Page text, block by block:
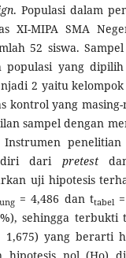
. Populasi dalam
XI-MIPA SMA
52 siswa.
yang
2 yaitu
kontrol yang
sampel dengan
dari pretest
uji hipotesis
= 4,486 dan ttabel=
sehingga terbukti t
yang berarti